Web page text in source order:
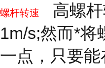
螺杆转速
高螺杆
1m/s;然而*将
一点，只要